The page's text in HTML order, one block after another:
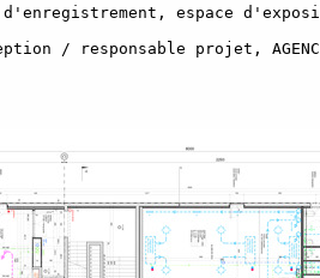
espace
/ responsable projet,